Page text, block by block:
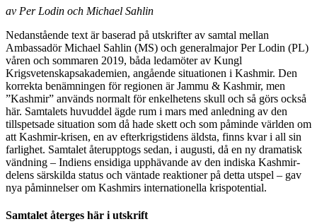
av Per Lodin och Michael Sahlin
Nedanstående text är baserad på utskrifter av samtal mellan
Ambassadör Michael Sahlin (MS) och generalmajor Per Lodin (PL)
våren och sommaren 2019, båda ledamöter av Kungl
Krigsvetenskapsakademien, angående situationen i Kashmir. Den
korrekta benämningen för regionen är Jammu & Kashmir, men
”Kashmir” används normalt för enkelhetens skull och så görs också
här. Samtalets huvuddel ägde rum i mars med anledning av den
tillspetsade situation som då hade skett och som påminde världen om
att Kashmir-krisen, en av efterkrigstidens äldsta, finns kvar i all sin
farlighet. Samtalet återupptogs sedan, i augusti, då en ny dramatisk
vändning – Indiens ensidiga upphävande av den indiska Kashmir-
delens särskilda status och väntade reaktioner på detta utspel – gav
nya påminnelser om Kashmirs internationella krispotential.
Samtalet återges här i utskrift